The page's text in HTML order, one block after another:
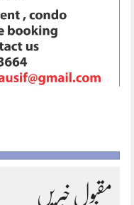
مقبول خبریں